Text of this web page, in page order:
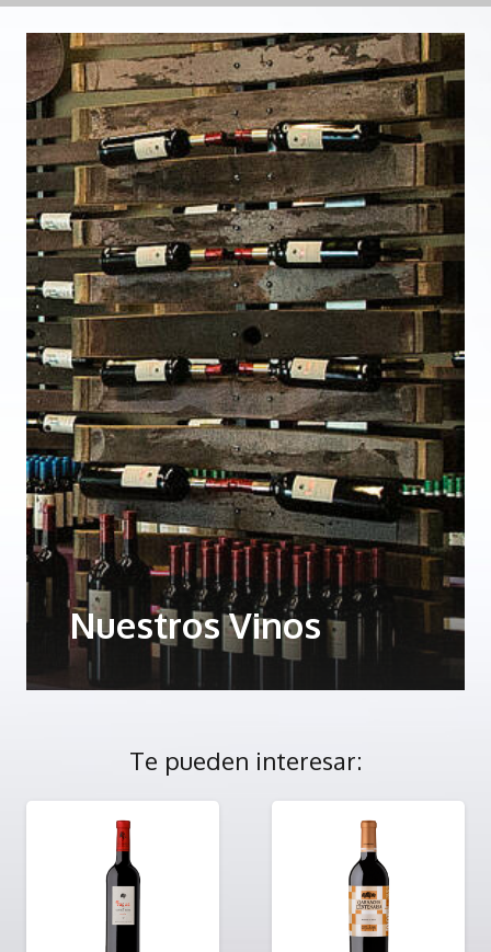
Nuestros Vinos
Te pueden interesar: